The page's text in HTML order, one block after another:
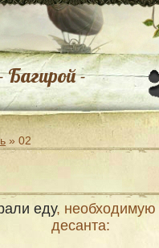
Багирой -
» 02
еду,
десанта: